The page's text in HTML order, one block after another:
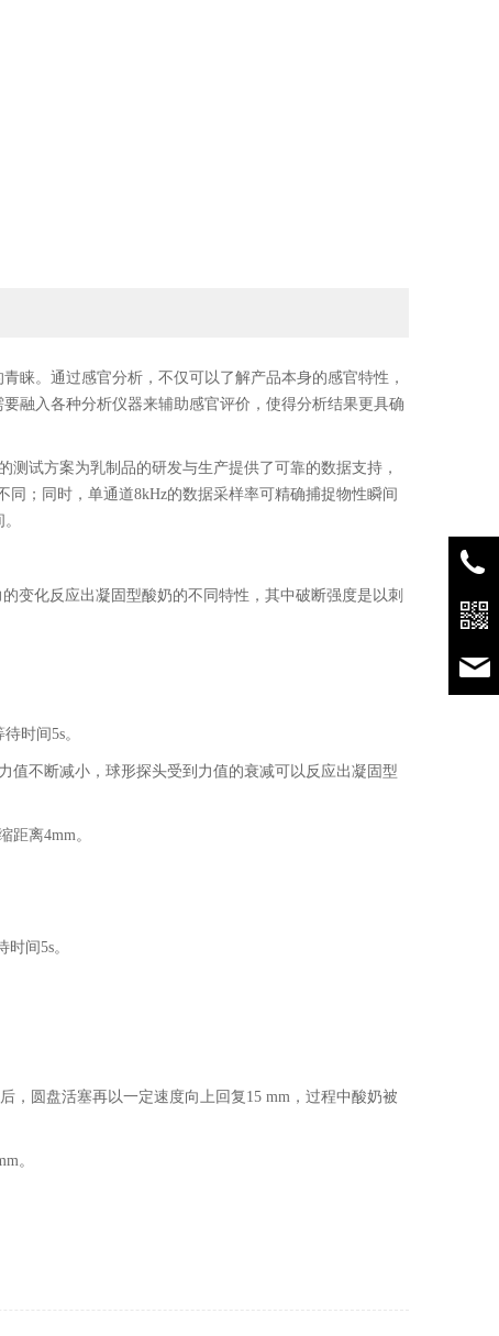
睐。通过感官分析，不仅可以了解产品本身的感官特性，
融入各种分析仪器来辅助感官评价，使得分析结果更具确
试方案为乳制品的研发与生产提供了可靠的数据支持，
；同时，单通道8kHz的数据采样率可精确捕捉物性瞬间
变化反应出凝固型酸奶的不同特性，其中破断强度是以刺
时间5s。
值不断减小，球形探头受到力值的衰减可以反应出凝固型
距离4mm。
间5s。
，圆盘活塞再以一定速度向上回复15 mm，过程中酸奶被
。